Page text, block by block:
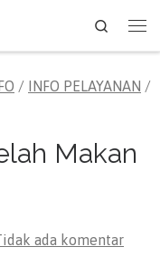
Search
/ INFO PELAYANAN /
Makan
ada komentar